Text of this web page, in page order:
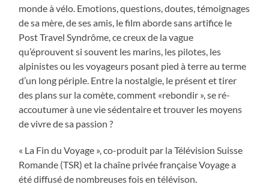
monde à vélo. Emotions, questions, doutes, témoignages
de sa mère, de ses amis, le film aborde sans artifice le
Post Travel Syndrôme, ce creux de la vague
qu’éprouvent si souvent les marins, les pilotes, les
alpinistes ou les voyageurs posant pied à terre au terme
d’un long périple. Entre la nostalgie, le présent et tirer
des plans sur la comète, comment «rebondir », se ré-
accoutumer à une vie sédentaire et trouver les moyens
de vivre de sa passion ?
« La Fin du Voyage », co-produit par la Télévision Suisse
Romande (TSR) et la chaîne privée française Voyage a
été diffusé de nombreuses fois en télévison.